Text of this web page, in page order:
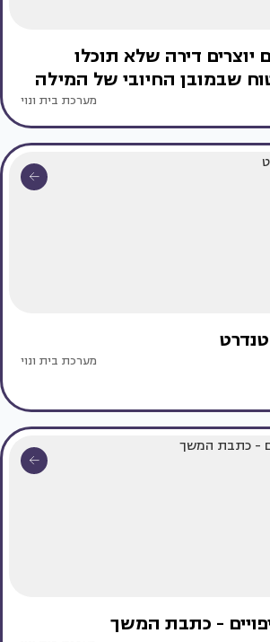
יוצרים דירה שלא תוכלו
שבמובן החיובי של המילה
מערכת בית ונוי
מערכת בית ונוי
- כתבת המשך